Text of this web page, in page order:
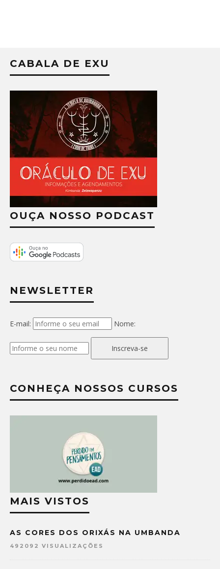
CABALA DE EXU
OUÇA NOSSO PODCAST
NEWSLETTER
E-mail: Nome:
Inscreva-se
CONHEÇA NOSSOS CURSOS
MAIS VISTOS
AS CORES DOS ORIXÁS NA UMBANDA
492092 VISUALIZAÇÕES